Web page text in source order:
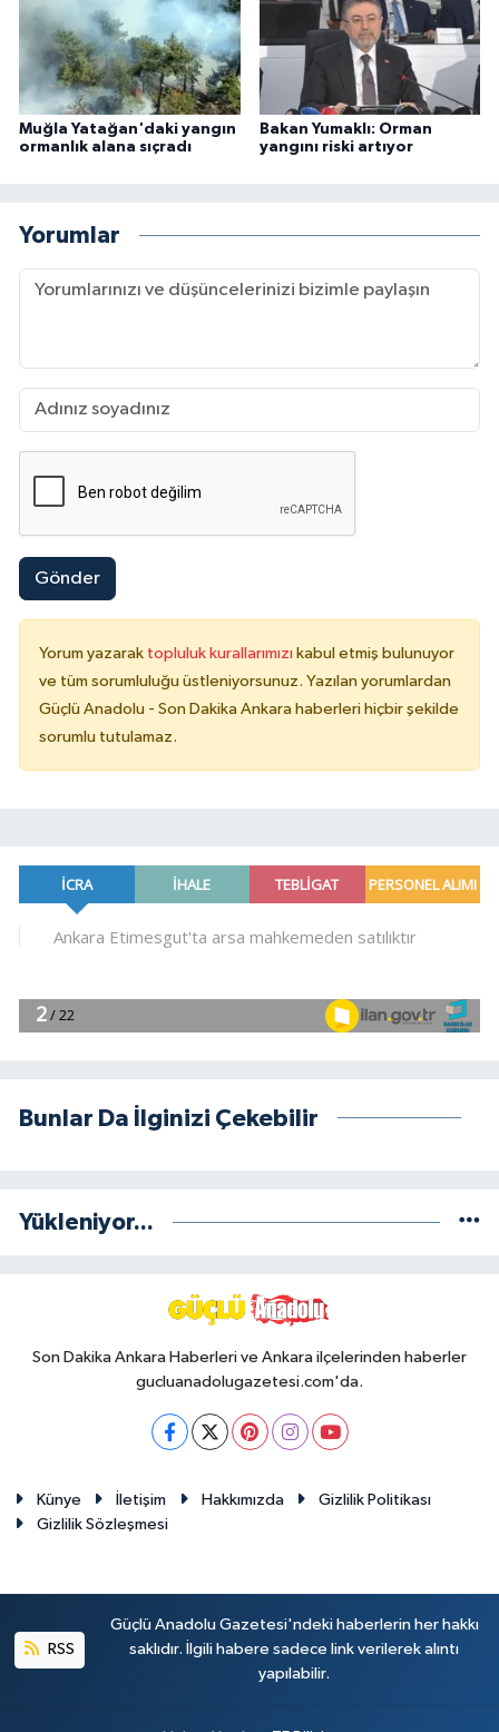
Muğla Yatağan'daki yangın
ormanlık alana sıçradı
Bakan Yumaklı: Orman
yangını riski artıyor
Yorumlar
Gönder
Yorum yazarak topluluk kurallarımızı kabul etmiş bulunuyor
ve tüm sorumluluğu üstleniyorsunuz. Yazılan yorumlardan
Güçlü Anadolu - Son Dakika Ankara haberleri hiçbir şekilde
sorumlu tutulamaz.
Bunlar Da İlginizi Çekebilir
Yükleniyor...
Son Dakika Ankara Haberleri ve Ankara ilçelerinden haberler
gucluanadolugazetesi.com'da.
Künye İletişim Hakkımızda
Gizlilik Politikası
Gizlilik Sözleşmesi
RSS
Güçlü Anadolu Gazetesi'ndeki haberlerin her hakkı
saklıdır. İlgili habere sadece link verilerek alıntı
yapılabilir.